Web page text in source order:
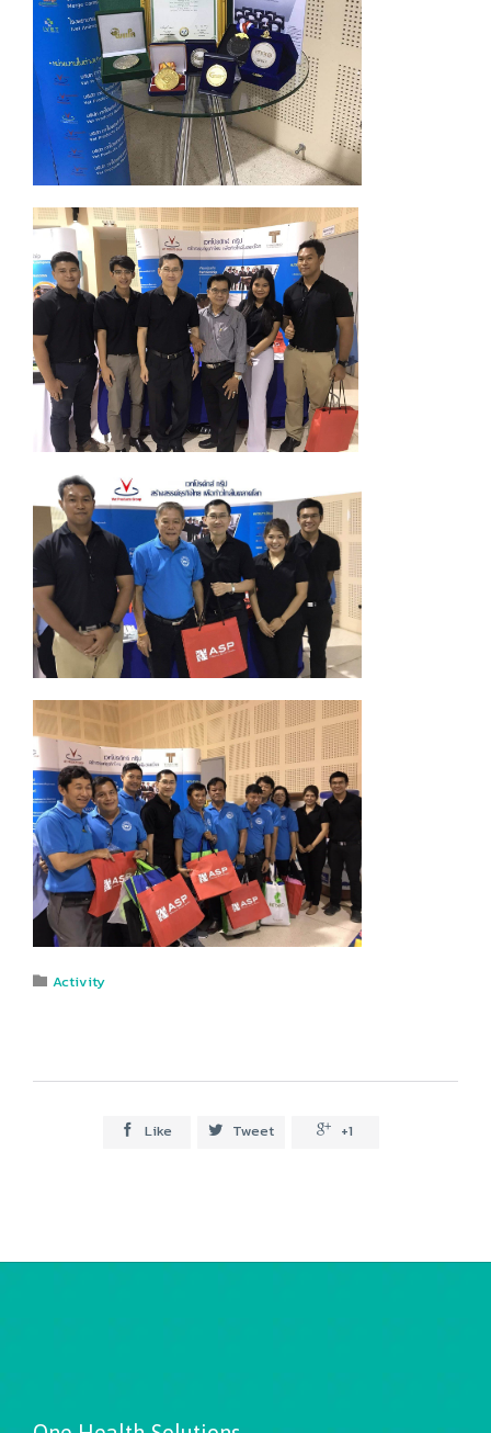
 Category
Activity
 Like  Tweet  +1